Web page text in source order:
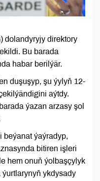
dolandyryjy direktory
Bu barada
habar berilýär.
duşuşyp, şu ýylyň 12-
aýtdy.
ýazan arzasy şol
beýanat ýaýradyp,
bitiren işleri
hem onuň ýolbaşçylyk
ykdysady